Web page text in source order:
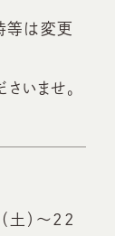
等は変更
いませ。
土）～22